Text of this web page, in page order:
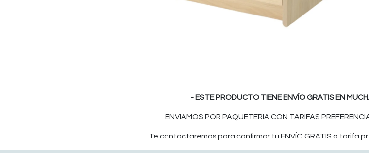
- ESTE PRODUCTO TIENE ENVÍO GRATIS EN
ENVIAMOS POR PAQUETERIA CON TARIFAS
Te contactaremos para confirmar tu ENVÍO GRATIS o tarifa